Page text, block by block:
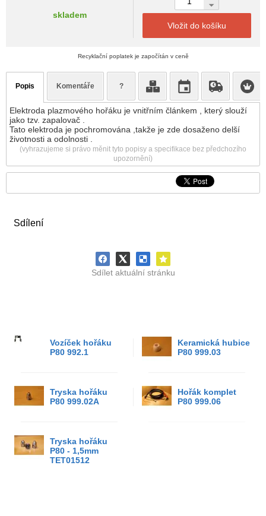
Sdílení
Sdílet aktuální stránku
Vozíček hořáku
P80 992.1
Keramická hubice
P80 999.03
Tryska hořáku
P80 999.02A
Hořák komplet
P80 999.06
Tryska hořáku
P80 - 1,5mm
TET01512
skladem
Vložit do košíku
Recyklační poplatek je započítán v ceně
Popis Komentáře ?
Elektroda plazmového hořáku je vnitřním článkem , který slouží
jako tzv. zapalovač .
Tato elektroda je pochromována ,takže je zde dosaženo delší
životnosti a odolnosti .
(vyhrazujeme si právo měnit tyto popisy a specifikace bez předchozího
upozornění)